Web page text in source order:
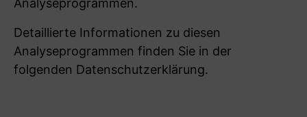
Analyseprogrammen.
Detaillierte Informationen zu diesen
Analyseprogrammen finden Sie in der
folgenden Datenschutzerklärung.